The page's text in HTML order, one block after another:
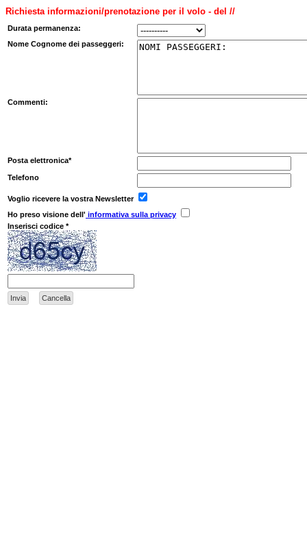
Richiesta informazioni/prenotazione per il volo - del //
Durata permanenza:
Nome Cognome dei passeggeri:
Commenti:
Posta elettronica*
Telefono
Voglio ricevere la vostra Newsletter
Ho preso visione dell' informativa sulla privacy
Inserisci codice *